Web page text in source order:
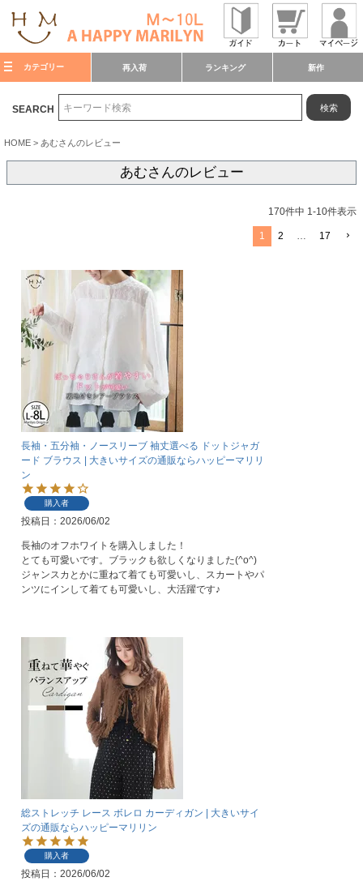
カテゴリー 再入荷 ランキング 新作
SEARCH 検索
HOME あむさんのレビュー
あむさんのレビュー
170件中 1-10件表示
1 2 … 17
長袖・五分袖・ノースリーブ 袖丈選べる ドットジャガ
ード ブラウス | 大きいサイズの通販ならハッピーマリリ
ン
購入者
投稿日 2026/06/02
長袖のオフホワイトを購入しました！
とても可愛いです。ブラックも欲しくなりました(^o^)
ジャンスカとかに重ねて着ても可愛いし、スカートやパ
ンツにインして着ても可愛いし、大活躍です♪
総ストレッチ レース ボレロ カーディガン | 大きいサイ
ズの通販ならハッピーマリリン
購入者
投稿日 2026/06/02